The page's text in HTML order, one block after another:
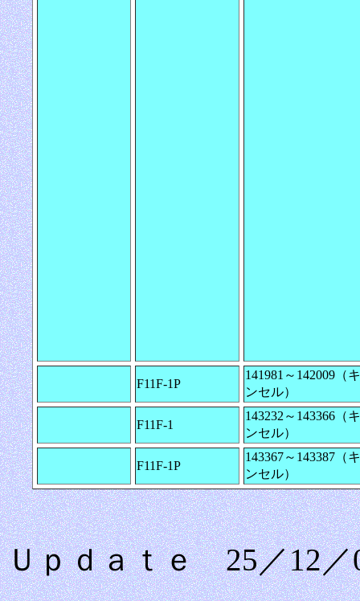
F11F-1P
141981～142009（
ンセル）
F11F-1
143232～143366（
ンセル）
F11F-1P
143367～143387（
ンセル）
Ｕｐｄａｔｅ 25／12／